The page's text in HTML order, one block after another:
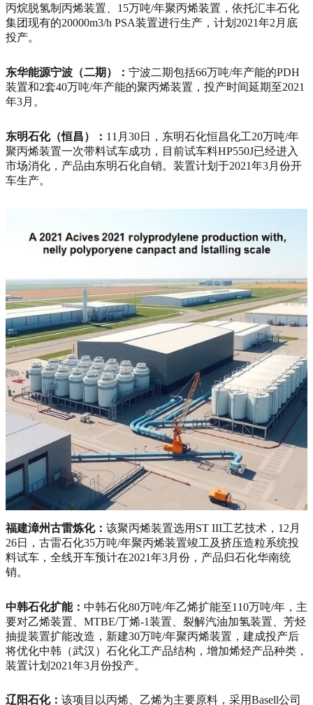
丙烷脱氢制丙烯装置、15万吨/年聚丙烯装置，依托汇丰石化
集团现有的20000m3/h PSA装置进行生产，计划2021年2月底
投产。
东华能源宁波（二期）： 宁波二期包括66万吨/年产能的PDH
装置和2套40万吨/年产能的聚丙烯装置，投产时间延期至2021
年3月。
东明石化（恒昌）： 11月30日，东明石化恒昌化工20万吨/年
聚丙烯装置一次带料试车成功，目前试车料HP550J已经进入
市场消化，产品由东明石化自销。装置计划于2021年3月份开
车生产。
福建漳州古雷炼化： 该聚丙烯装置选用ST III工艺技术，12月
26日，古雷石化35万吨/年聚丙烯装置竣工及挤压造粒系统投
料试车，全线开车预计在2021年3月份，产品归石化华南统
销。
中韩石化扩能： 中韩石化80万吨/年乙烯扩能至110万吨/年，主
要对乙烯装置、MTBE/丁烯-1装置、裂解汽油加氢装置、芳烃
抽提装置扩能改造，新建30万吨/年聚丙烯装置，建成投产后
将优化中韩（武汉）石化化工产品结构，增加烯烃产品种类，
装置计划2021年3月份投产。
辽阳石化： 该项目以丙烯、乙烯为主要原料，采用Basell公司